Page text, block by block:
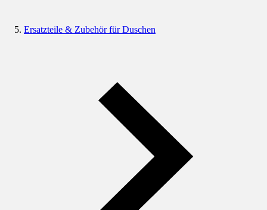
Ersatzteile & Zubehör für Duschen